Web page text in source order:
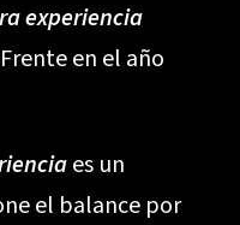
experiencia
en el año
es un
el balance por